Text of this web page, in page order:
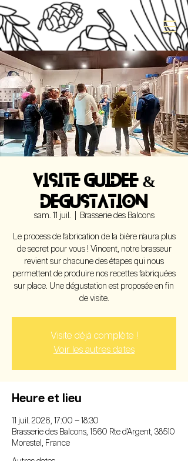
VISITE GUIDEE &
DEGUSTATION
sam. 11 juil. Brasserie des Balcons
Le process de fabrication de la bière n'aura plus
de secret pour vous ! Vincent, notre brasseur
revient sur chacune des étapes qui nous
permettent de produire nos recettes fabriquées
sur place. Une dégustation est proposée en fin
de visite.
Visite déjà complète !
Voir les autres dates
Heure et lieu
11 juil. 2026, 17:00 – 18:30
Brasserie des Balcons, 1560 Rte d'Argent, 38510
Morestel, France